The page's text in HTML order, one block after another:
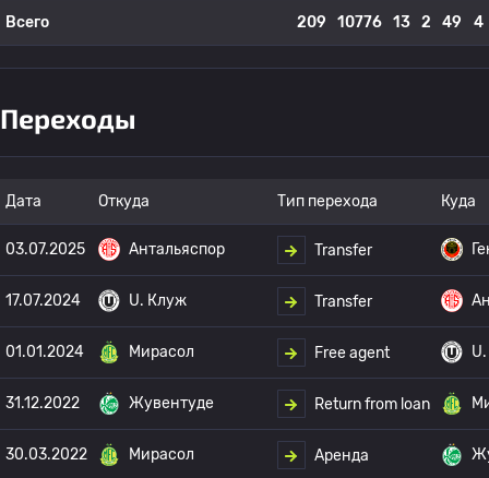
Всего 209 10776 13 2 49 4
Переходы
Дата Откуда Тип перехода Куда
03.07.2025 Антальяспор Transfer
17.07.2024 U. Клуж Transfer
01.01.2024 Мирасол Free agent
31.12.2022 Жувентуде Return from loan
30.03.2022 Мирасол Аренда